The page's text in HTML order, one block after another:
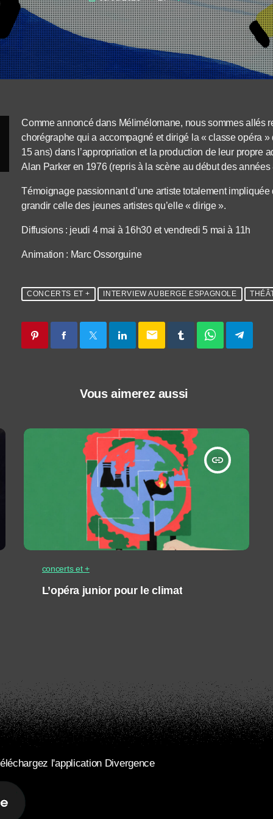
Comme annoncé dans Mélimélomane, nous sommes allés
chorégraphe qui a accompagné et dirigé la « classe opéra
15 ans) dans l’appropriation et la production de leur propre
Alan Parker en 1976 (repris à la scène au début des années
Témoignage passionnant d’une artiste totalement
grandir celle des jeunes artistes qu’elle « dirige ».
Diffusions : jeudi 4 mai à 16h30 et vendredi 5 mai à 11h
Animation : Marc Ossorguine
CONCERTS ET + INTERVIEW AUBERGE ESPAGNOLE
email
Vous aimerez aussi
insert_link
concerts et +
L’opéra junior pour le climat
l'application Divergence